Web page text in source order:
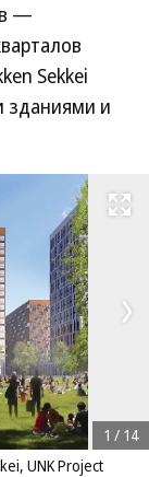
—
Sekkei
зданиями и
Развернуть
UNK Project
1 / 14